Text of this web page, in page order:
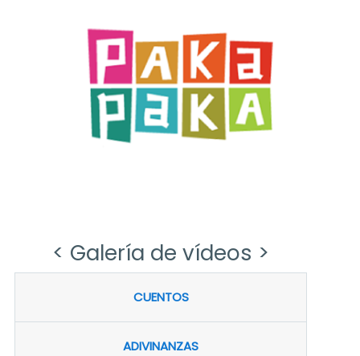
< Galería de vídeos >
CUENTOS
ADIVINANZAS